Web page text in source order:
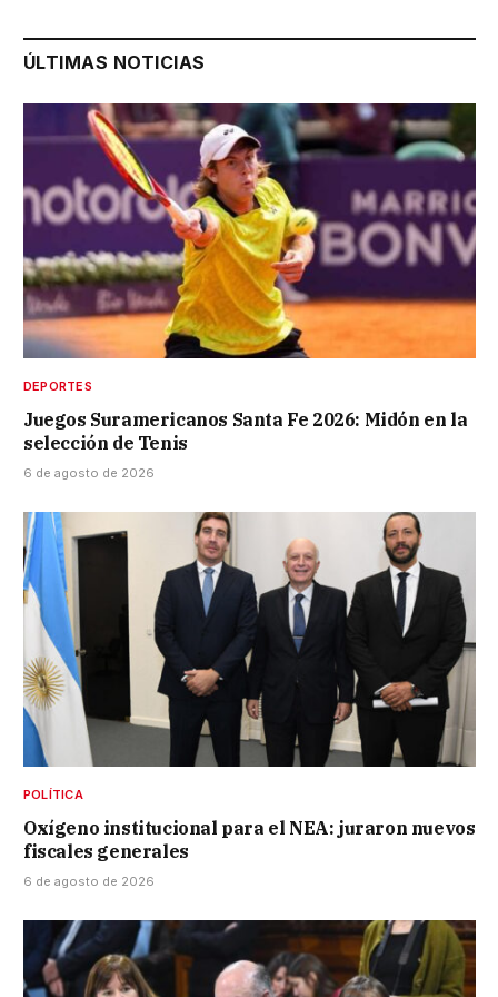
ÚLTIMAS NOTICIAS
DEPORTES
Juegos Suramericanos Santa Fe 2026: Midón en la
selección de Tenis
6 de agosto de 2026
POLÍTICA
Oxígeno institucional para el NEA: juraron nuevos
fiscales generales
6 de agosto de 2026